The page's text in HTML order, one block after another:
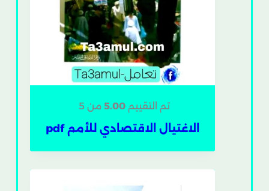
تم التقييم 5.00من 5
الاغتيال الاقتصادي للأمم pdf